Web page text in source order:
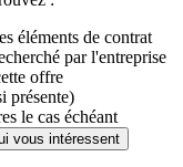
éléments de contrat
par l'entreprise
offre
présente)
le cas échéant
vous intéressent